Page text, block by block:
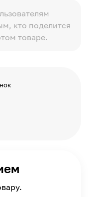
кто поделится
товаре.